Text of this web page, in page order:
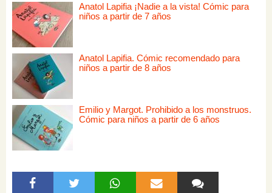
Anatol Lapifia ¡Nadie a la vista! Cómic para
niños a partir de 7 años
Anatol Lapifia. Cómic recomendado para
niños a partir de 8 años
Emilio y Margot. Prohibido a los monstruos.
Cómic para niños a partir de 6 años